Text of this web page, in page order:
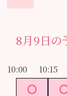
8月9日の
10:00 10:15